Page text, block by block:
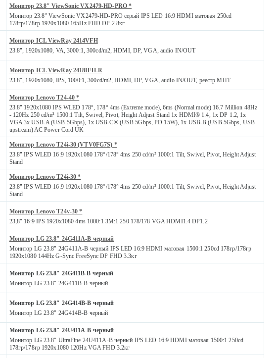
Монитор 23.8" ViewSonic VX2479-HD-PRO *
Монитор 23.8" ViewSonic VX2479-HD-PRO серый IPS LED 16:9 HDMI матовая 250cd
178гр/178гр 1920x1080 165Hz FHD DP 2.8кг
Монитор ICL ViewRay 2414VFH
23.8", 1920x1080, VA, 3000:1, 300cd/m2, HDMI, DP, VGA, audio IN/OUT
Монитор ICL ViewRay 2418IFH-R
23.8", 1920x1080, IPS, 1000:1, 300cd/m2, HDMI, DP, VGA, audio IN/OUT, реестр МПТ
Монитор Lenovo T24-40 *
23.8" 1920x1080 IPS WLED 178°, 178° 4ms (Extreme mode), 6ms (Normal mode) 16.7 Million 48Hz
- 120Hz 250 cd/m² 1500:1 Tilt, Swivel, Pivot, Height Adjust Stand 1x HDMI® 1.4, 1x DP 1.2, 1x
VGA 3x USB-A (USB 5Gbps), 1x USB-C® (USB 5Gbps, PD 15W), 1x USB-B (USB 5Gbps, USB
upstream) AC Power Cord UK
Монитор Lenovo T24i-30 (VTV0FG7S) *
23.8" IPS WLED 16:9 1920x1080 178°/178° 4ms 250 cd/m² 1000:1 Tilt, Swivel, Pivot, Height Adjust
Stand
Монитор Lenovo T24i-30 *
23.8" IPS WLED 16:9 1920x1080 178°/178° 4ms 250 cd/m² 1000:1 Tilt, Swivel, Pivot, Height Adjust
Stand
Монитор Lenovo T24v-30 *
23,8" 16:9 IPS 1920x1080 4ms 1000:1 3M:1 250 178/178 VGA HDMI1.4 DP1.2
Монитор LG 23.8" 24G411A-B черный
Монитор LG 23.8" 24G411A-B черный IPS LED 16:9 HDMI матовая 1500:1 250cd 178гр/178гр
1920x1080 144Hz G-Sync FreeSync DP FHD 3.3кг
Монитор LG 23.8" 24G411B-B черный
Монитор LG 23.8" 24G411B-B черный
Монитор LG 23.8" 24G414B-B черный
Монитор LG 23.8" 24G414B-B черный
Монитор LG 23.8" 24U411A-B черный
Монитор LG 23.8" UltraFine 24U411A-B черный IPS LED 16:9 HDMI матовая 1500:1 250cd
178гр/178гр 1920x1080 120Hz VGA FHD 3.2кг